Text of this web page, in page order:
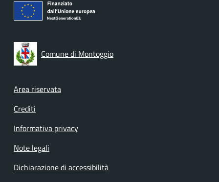
Comune di Montoggio
Footer menu
Area riservata
Crediti
Informativa privacy
Note legali
Dichiarazione di accessibilità